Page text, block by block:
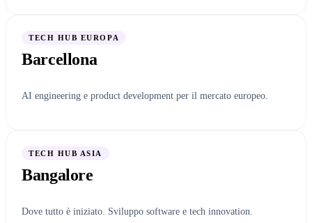
TECH HUB EUROPA
Barcellona
AI engineering e product development per il mercato europeo.
TECH HUB ASIA
Bangalore
Dove tutto è iniziato. Sviluppo software e tech innovation.